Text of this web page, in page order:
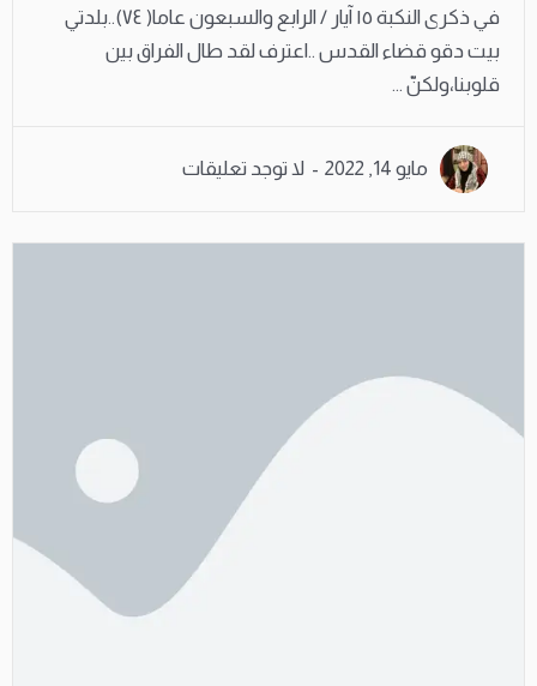
في ذكرى النكبة ١٥ آيار / الرابع والسبعون عاما( ٧٤)..بلدتي
بيت دقو قضاء القدس ..اعترف لقد طال الفراق بين
قلوبنا،ولكنّ ...
مايو 14, 2022 لا توجد تعليقات